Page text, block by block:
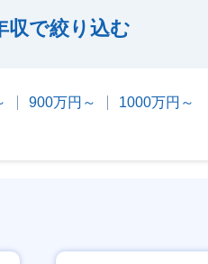
収で絞り込む
900万円～
1000万円～